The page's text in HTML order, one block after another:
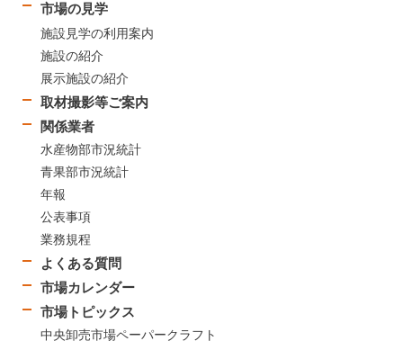
市場の見学
施設見学の利用案内
施設の紹介
展示施設の紹介
取材撮影等ご案内
関係業者
水産物部市況統計
青果部市況統計
年報
公表事項
業務規程
よくある質問
市場カレンダー
市場トピックス
中央卸売市場ペーパークラフト